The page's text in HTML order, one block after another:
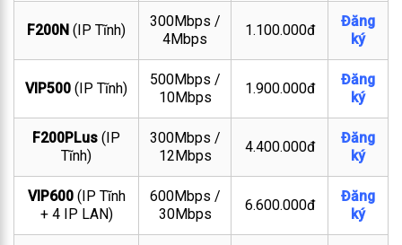
F200N (IP Tĩnh)
300Mbps /
4Mbps
1.100.000đ
Đăng
ký
VIP500 (IP Tĩnh)
500Mbps /
10Mbps
1.900.000đ
Đăng
ký
F200PLus (IP
Tĩnh)
300Mbps /
12Mbps
4.400.000đ
Đăng
ký
VIP600(IP Tĩnh
+ 4 IP LAN)
600Mbps /
30Mbps
6.600.000đ
Đăng
ký